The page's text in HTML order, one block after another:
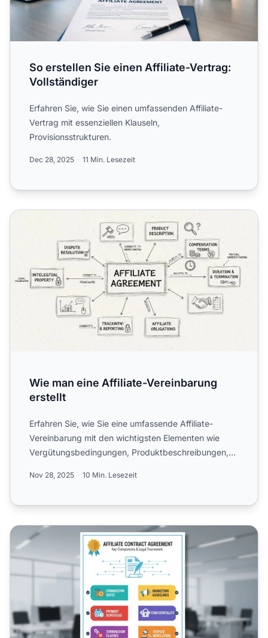
So erstellen Sie einen Affiliate-Vertrag:
Vollständiger
Erfahren Sie, wie Sie einen umfassenden Affiliate-
Vertrag mit essenziellen Klauseln,
Provisionsstrukturen.
Dec 28, 2025 11 Min. Lesezeit
Wie man eine Affiliate-Vereinbarung erstellt
Wie man eine Affiliate-Vereinbarung
erstellt
Erfahren Sie, wie Sie eine umfassende Affiliate-
Vereinbarung mit den wichtigsten Elementen wie
Vergütungsbedingungen, Produktbeschreibungen,
Nov 28, 2025 10 Min. Lesezeit
Wie erstelle ich einen Affiliate-Vertrag?